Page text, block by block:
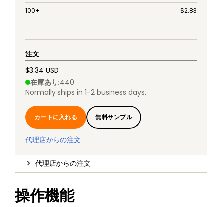
100+
$2.83
注文
$3.34 USD
在庫あり :440
Normally ships in 1-2 business days.
カートに入れる 無料サンプル
代理店からの注文
代理店からの注文
操作機能